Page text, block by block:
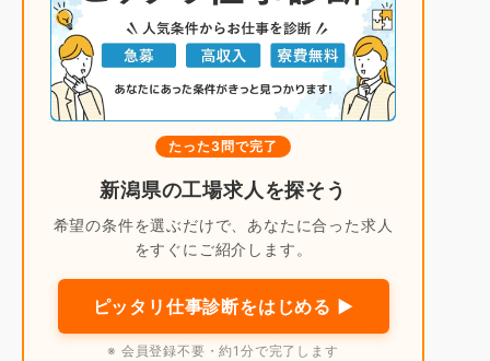
たった3問で完了
新潟県の工場求人を探そう
希望の条件を選ぶだけで、あなたに合った求人
をすぐにご紹介します。
ピッタリ仕事診断をはじめる ▶
※ 会員登録不要・約1分で完了します